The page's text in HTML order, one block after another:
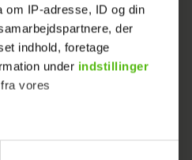
om IP-adresse, ID og din
der
indhold, foretage
under indstillinger
vores